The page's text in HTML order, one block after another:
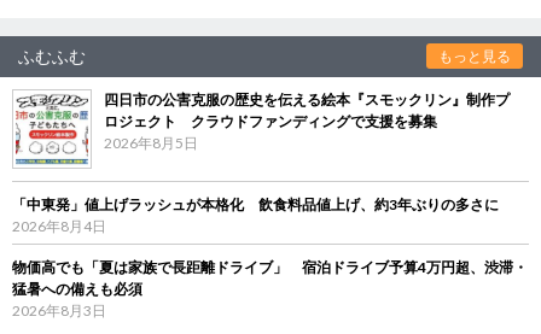
ふむふむ もっと見る
四日市の公害克服の歴史を伝える絵本『スモックリン』制作プ
ロジェクト クラウドファンディングで支援を募集
2026年8月5日
「中東発」値上げラッシュが本格化 飲食料品値上げ、約3年ぶりの多さに
2026年8月4日
物価高でも「夏は家族で長距離ドライブ」 宿泊ドライブ予算4万円超、渋滞・
猛暑への備えも必須
2026年8月3日